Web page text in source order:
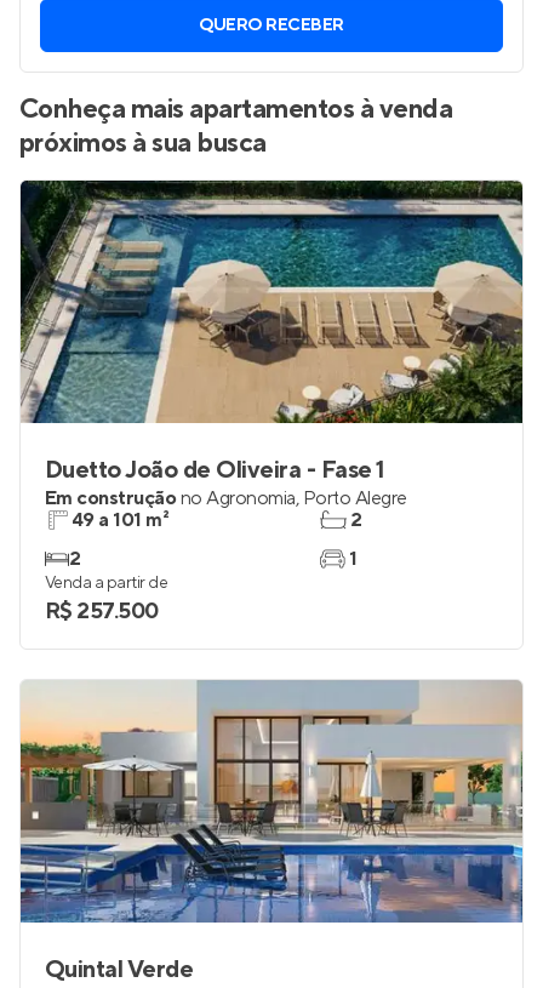
QUERO RECEBER
Conheça mais apartamentos à venda
próximos à sua busca
Duetto João de Oliveira - Fase 1
Em construçãono Agronomia, Porto Alegre
49 a 101 m²
2
2
1
Venda a partir de
R$ 257.500
Quintal Verde